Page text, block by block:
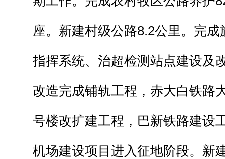
座。新建村级公路8.2公里。完
指挥系统、治超检测站点建设及
改造完成铺轨工程，赤大白铁路
号楼改扩建工程，巴新铁路建设
机场建设项目进入征地阶段。新